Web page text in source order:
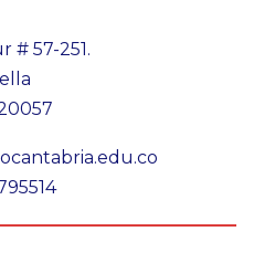
# 57-251.